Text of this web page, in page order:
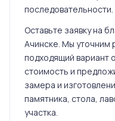
последовательности.
Оставьте заявку на
Ачинске. Мы
подходящий вариант
стоимость и
замера и
памятника, стола,
участка.